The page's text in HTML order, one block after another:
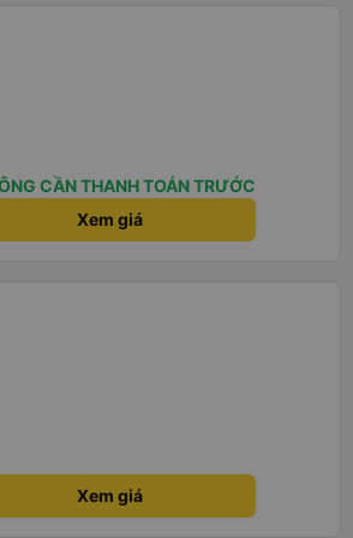
CẦN THANH TOÁN TRƯỚC
Xem giá
Xem giá